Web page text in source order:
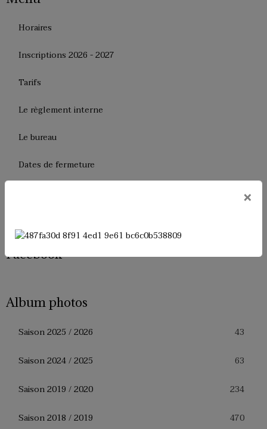
Horaires
Inscriptions 2026 - 2027
Tarifs
Le règlement interne
Le bureau
Dates de fermeture
Facebook
Album photos
Saison 2025 / 2026 43
Saison 2024 / 2025 63
Saison 2019 / 2020 234
Saison 2018 / 2019 470
×